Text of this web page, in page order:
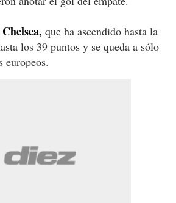
Chelsea, que ha ascendido hasta la
los 39 puntos y se queda a sólo
europeos.